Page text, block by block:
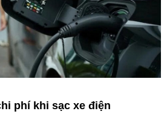
phí khi sạc xe điện